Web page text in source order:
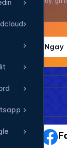
Trải Nghiệm Ngay